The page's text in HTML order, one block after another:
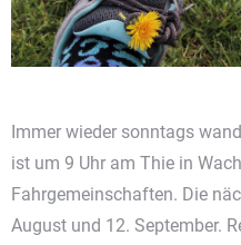
Immer wieder sonntags
ist um 9 Uhr am Thie in
Fahrgemeinschaften. Die
August und 12. September.